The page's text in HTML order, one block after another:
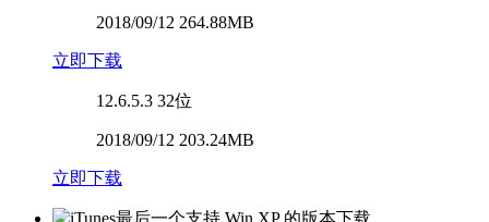
2018/09/12 264.88MB
立即下载
12.6.5.3 32位
2018/09/12 203.24MB
立即下载